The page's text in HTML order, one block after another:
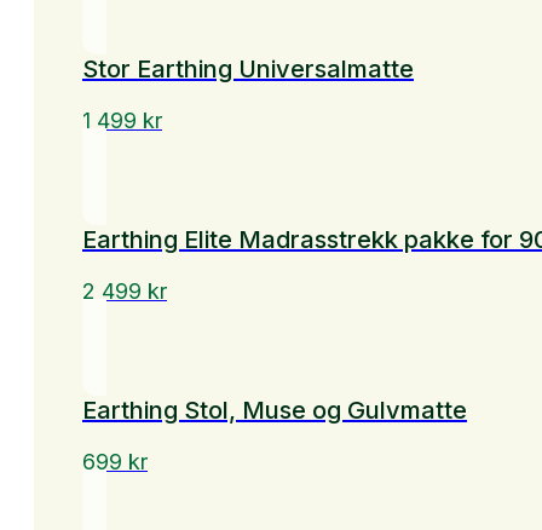
Stor Earthing Universalmatte
1 499 kr
Earthing Elite Madrasstrekk pakke for
2 499 kr
Earthing Stol, Muse og Gulvmatte
699 kr